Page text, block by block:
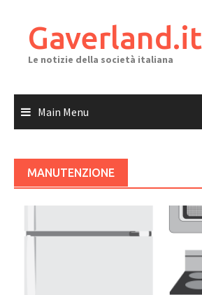
contentGaverland.it
Le notizie della società italiana
Main Menu
MANUTENZIONE